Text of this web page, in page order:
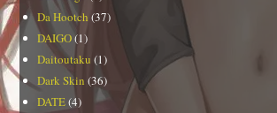
Da Hootch (37)
DAIGO(1)
Daitoutaku (1)
Dark Skin (36)
DATE(4)